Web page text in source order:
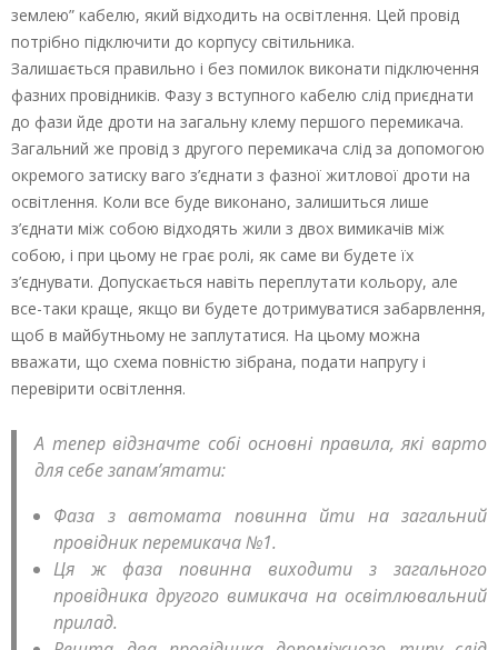
землею” кабелю, який відходить на освітлення. Цей провід
потрібно підключити до корпусу світильника.
Залишається правильно і без помилок виконати підключення
фазних провідників. Фазу з вступного кабелю слід приєднати
до фази йде дроти на загальну клему першого перемикача.
Загальний же провід з другого перемикача слід за допомогою
окремого затиску ваго з’єднати з фазної житлової дроти на
освітлення. Коли все буде виконано, залишиться лише
з’єднати між собою відходять жили з двох вимикачів між
собою, і при цьому не грає ролі, як саме ви будете їх
з’єднувати. Допускається навіть переплутати кольору, але
все-таки краще, якщо ви будете дотримуватися забарвлення,
щоб в майбутньому не заплутатися. На цьому можна
вважати, що схема повністю зібрана, подати напругу і
перевірити освітлення.
А тепер відзначте собі основні правила, які варто
для себе запам’ятати:
Фаза з автомата повинна йти на загальний
провідник перемикача №1.
Ця ж фаза повинна виходити з загального
провідника другого вимикача на освітлювальний
прилад.